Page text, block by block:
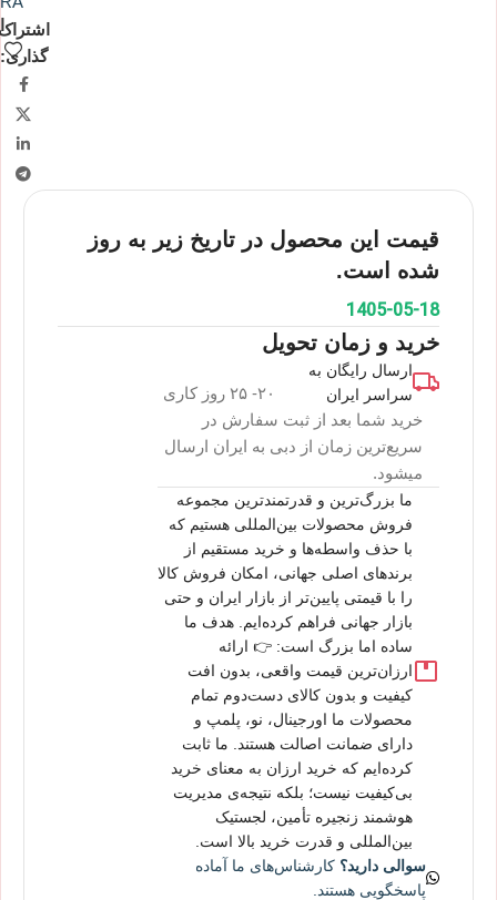
گذاری:
قیمت این محصول در تاریخ زیر به روز
شده است.
1405-05-18
خرید و زمان تحویل
ارسال رایگان به
سراسر ایران
۲۰- ۲۵ روز کاری
خرید شما بعد از ثبت سفارش در
سریع‌ترین زمان از دبی به ایران ارسال
میشود.
ما بزرگ‌ترین و قدرتمندترین مجموعه
فروش محصولات بین‌المللی هستیم که
با حذف واسطه‌ها و خرید مستقیم از
برندهای اصلی جهانی، امکان فروش کالا
را با قیمتی پایین‌تر از بازار ایران و حتی
بازار جهانی فراهم کرده‌ایم. هدف ما
ساده اما بزرگ است: 👉 ارائه
ارزان‌ترین قیمت واقعی، بدون افت
کیفیت و بدون کالای دست‌دوم تمام
محصولات ما اورجینال، نو، پلمپ و
دارای ضمانت اصالت هستند. ما ثابت
کرده‌ایم که خرید ارزان به معنای خرید
بی‌کیفیت نیست؛ بلکه نتیجه‌ی مدیریت
هوشمند زنجیره تأمین، لجستیک
بین‌المللی و قدرت خرید بالا است.
سوالی دارید؟ کارشناس‌های ما آماده
پاسخگویی هستند.